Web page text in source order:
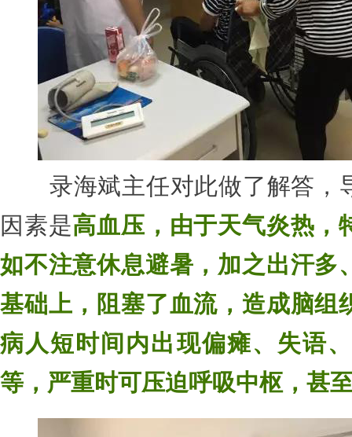
录海斌主任对此做了解答，
因素是高血压， 由于天气炎热，
如不注意休息避暑，加之出汗多
基础上，阻塞了血流，造成脑组
病人短时间内出现偏瘫、失语
等，严重时可压迫呼吸中枢，甚